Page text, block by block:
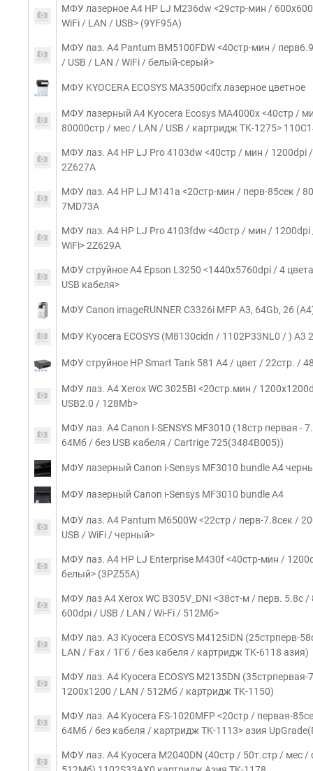
МФУ лазерное A4 HP LJ M236dw <29стр-мин /
WiFi / LAN / USB> (9YF95A)
МФУ лаз. A4 Pantum BM5100FDW <40стр-мин /
/ USB / LAN / WiFi / белый-серый>
МФУ KYOCERA ECOSYS MA3500cifx лазерное цветное
МФУ лазерный A4 Kyocera Ecosys MA4000x <40стр /
80000стр / мес / LAN / USB / картридж TK-1275>
МФУ лаз. A4 HP LJ Pro 4103dw <40стр / мин / 1200dpi /
2Z627A
МФУ лаз. A4 HP LJ M141a <20стр-мин / перв-85сек /
7MD73A
МФУ лаз. A4 HP LJ Pro 4103fdw <40стр / мин / 1200dpi
WiFi> 2Z629A
МФУ струйное A4 Epson L3250 <1440x5760dpi / 4
USB кабеля>
МФУ Canon imageRUNNER C3326i MFP A3, 64Gb, 26
МФУ Kyocera ECOSYS (M8130cidn / 1102P33NL0 / ) A3
МФУ струйное HP Smart Tank 581 А4 / цвет / 22стр. /
МФУ лаз. A4 Xerox WC 3025BI <20стр.мин /
USB2.0 / 128Mb>
МФУ лаз. A4 Canon I-SENSYS MF3010 (18стр первая -
64Мб / без USB кабеля / Cartrige 725(3484B005))
МФУ лазерный Canon i-Sensys MF3010 bundle A4
МФУ лазерный Canon i-Sensys MF3010 bundle A4
МФУ лаз. A4 Pantum M6500W <22стр / перв-7.8сек /
USB / WiFi / черный>
МФУ лаз. A4 HP LJ Enterprise M430f <40стр-мин /
белый> (3PZ55A)
МФУ лаз A4 Xerox WC B305V_DNI <38ст-м / перв. 5.8с
600dpi / USB / LAN / Wi-Fi / 512Мб>
МФУ лаз. A3 Kyocera ECOSYS M4125IDN (25стрперв-
LAN / Fax / 1Гб / без кабеля / картридж TK-6118 азия)
МФУ лаз. A4 Kyocera ECOSYS M2135DN
1200x1200 / LAN / 512Мб / картридж TK-1150)
МФУ лаз. А4 Kyocera FS-1020MFP <20стр / первая-
64Мб / без кабеля / картридж TK-1113> азия
МФУ лаз. A4 Kyocera M2040DN (40стр / 50т.стр / мес